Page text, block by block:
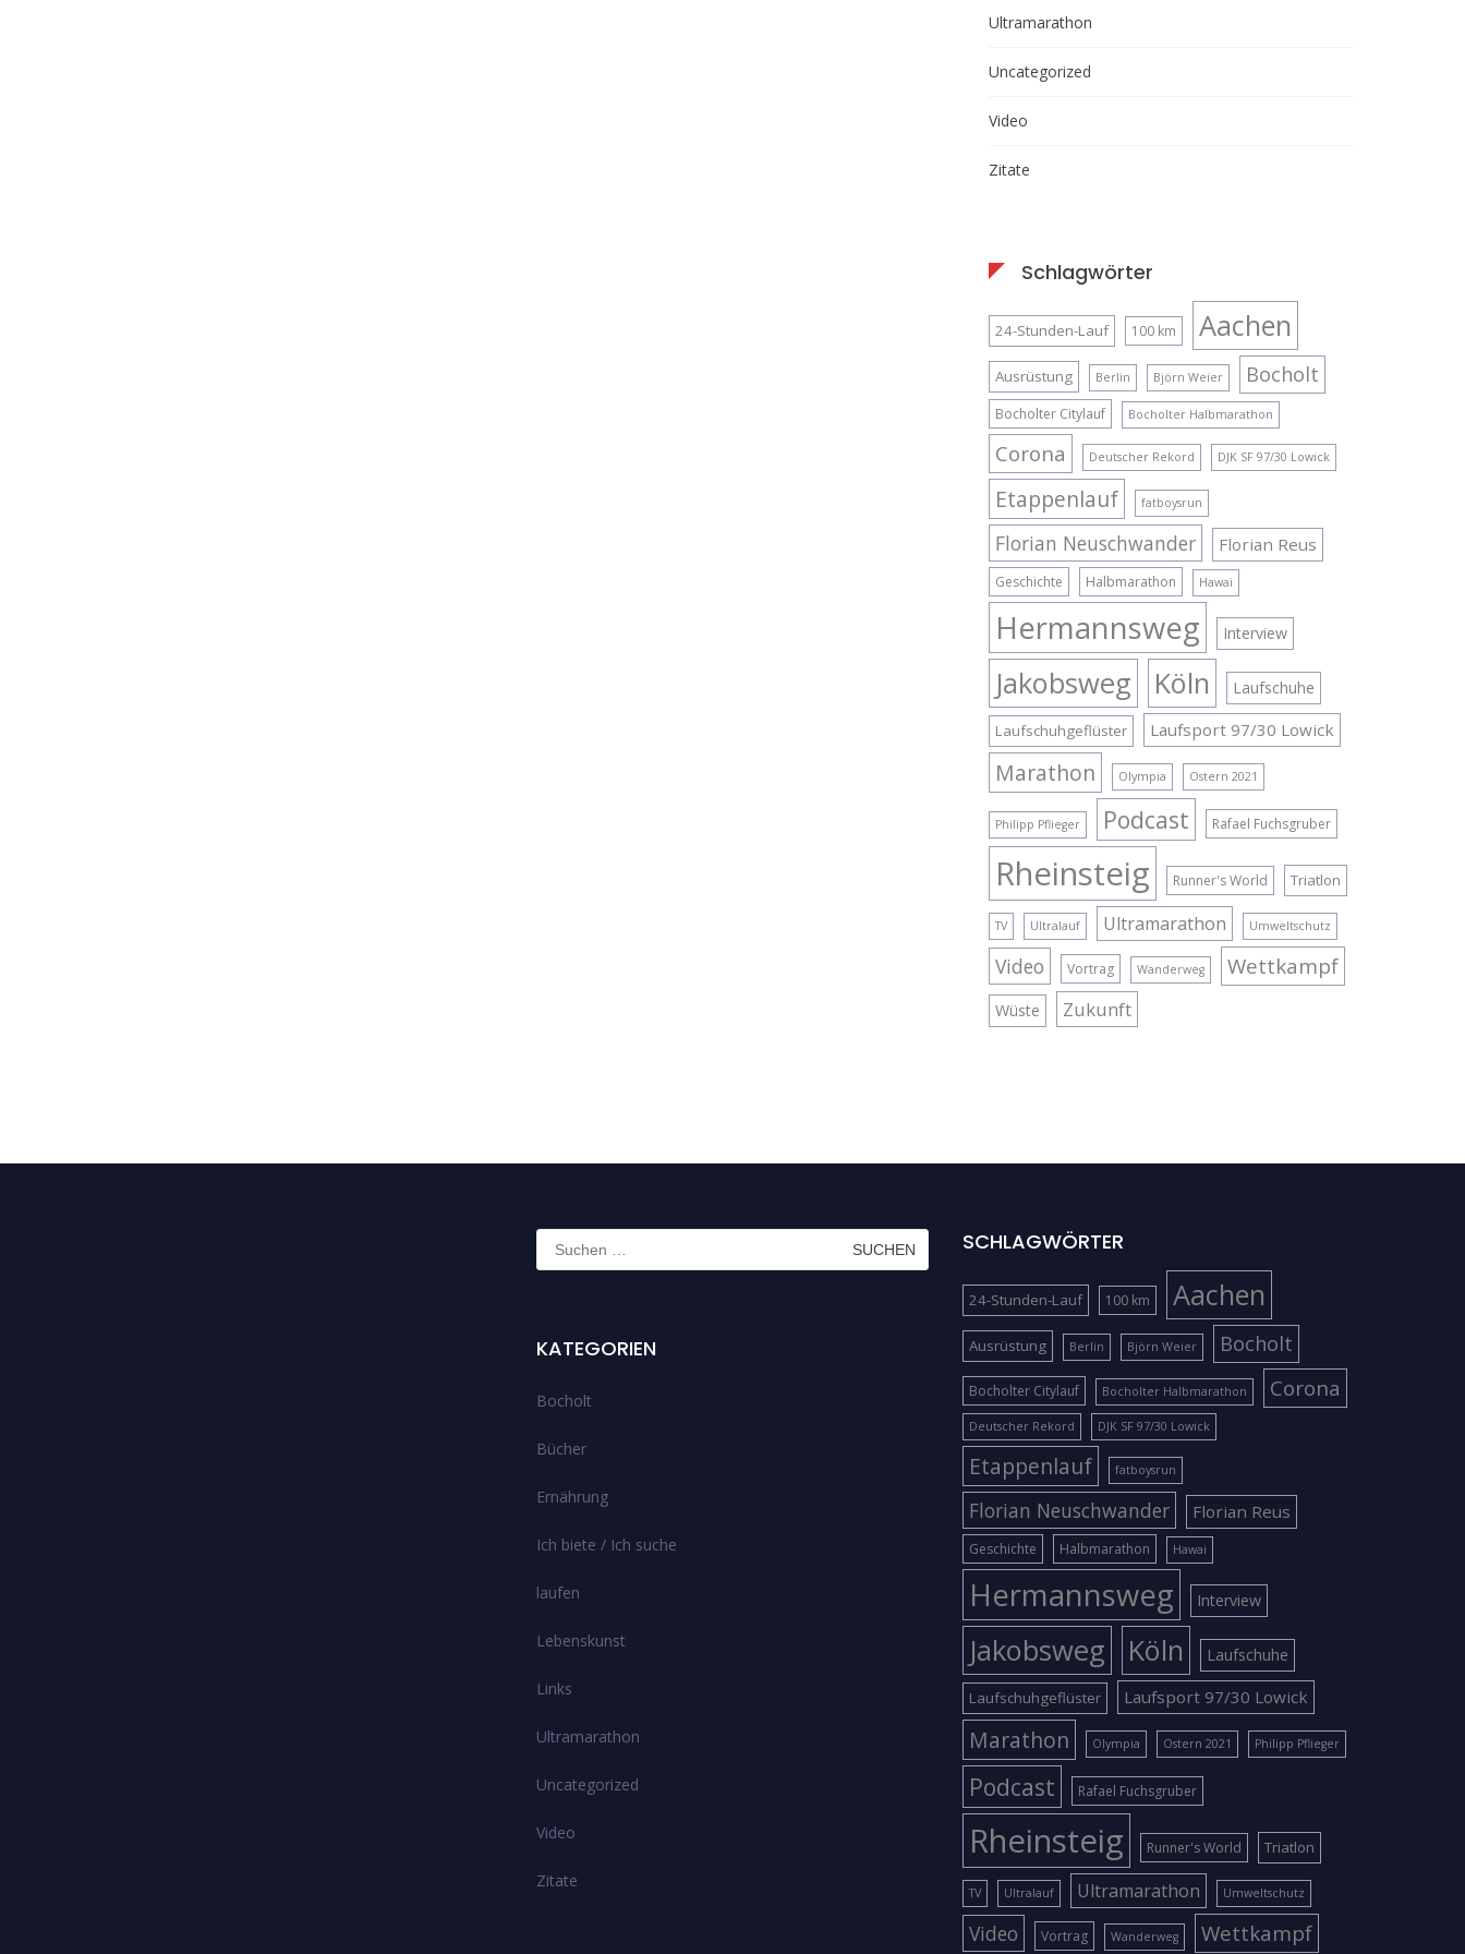
Ultramarathon
Uncategorized
Video
Zitate
Schlagwörter
24-Stunden-Lauf 100 km Aachen
Ausrüstung Berlin Björn Weier Bocholt
Bocholter Citylauf Bocholter Halbmarathon
Corona Deutscher Rekord DJK SF 97/30 Lowick
Etappenlauf fatboysrun
Florian Neuschwander Florian Reus
Geschichte Halbmarathon Hawai
Hermannsweg Interview
Jakobsweg Köln Laufschuhe
Laufschuhgeflüster Laufsport 97/30 Lowick
Marathon Olympia Ostern 2021
Philipp Pflieger Podcast Rafael Fuchsgruber
Rheinsteig Runner's World Triatlon
TV Ultralauf Ultramarathon Umweltschutz
Video Vortrag Wanderweg Wettkampf
Wüste Zukunft
Suchen
nach:
KATEGORIEN
Bocholt
Bücher
Ernährung
Ich biete / Ich suche
laufen
Lebenskunst
Links
Ultramarathon
Uncategorized
Video
Zitate
SCHLAGWÖRTER
24-Stunden-Lauf 100 km Aachen
Ausrüstung Berlin Björn Weier Bocholt
Bocholter Citylauf Bocholter Halbmarathon Corona
Deutscher Rekord DJK SF 97/30 Lowick
Etappenlauf fatboysrun
Florian Neuschwander Florian Reus
Geschichte Halbmarathon Hawai
Hermannsweg Interview
Jakobsweg Köln Laufschuhe
Laufschuhgeflüster Laufsport 97/30 Lowick
Marathon Olympia Ostern 2021 Philipp Pflieger
Podcast Rafael Fuchsgruber
Rheinsteig Runner's World Triatlon
TV Ultralauf Ultramarathon Umweltschutz
Video Vortrag Wanderweg Wettkampf